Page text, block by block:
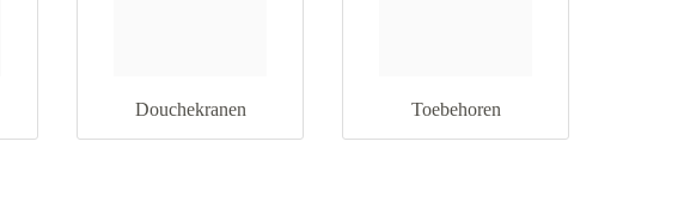
Douchekranen Toebehoren